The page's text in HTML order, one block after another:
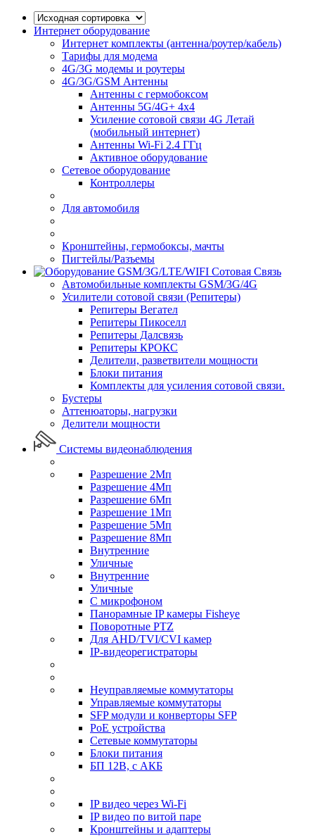
Интернет оборудование
Интернет комплекты (антенна/роутер/кабель)
Тарифы для модема
4G/3G модемы и роутеры
4G/3G/GSM Антенны
Антенны с гермобоксом
Антенны 5G/4G+ 4x4
Усиление сотовой связи 4G Летай
(мобильный интернет)
Антенны Wi-Fi 2.4 ГГц
Активное оборудование
Сетевое оборудование
Контроллеры
Для автомобиля
Кронштейны, гермобоксы, мачты
Пигтейлы/Разъемы
Сотовая Связь
Автомобильные комплекты GSM/3G/4G
Усилители сотовой связи (Репитеры)
Репитеры Вегател
Репитеры Пикоселл
Репитеры Далсвязь
Репитеры КРОКС
Делители, разветвители мощности
Блоки питания
Комплекты для усиления сотовой связи.
Бустеры
Аттенюаторы, нагрузки
Делители мощности
Системы видеонаблюдения
Разрешение 2Мп
Разрешение 4Мп
Разрешение 6Мп
Разрешение 1Мп
Разрешение 5Мп
Разрешение 8Мп
Внутренние
Уличные
Внутренние
Уличные
С микрофоном
Панорамные IP камеры Fisheye
Поворотные PTZ
Для AHD/TVI/CVI камер
IP-видеорегистраторы
Неуправляемые коммутаторы
Управляемые коммутаторы
SFP модули и конверторы SFP
PoE устройства
Сетевые коммутаторы
Блоки питания
БП 12В, с АКБ
IP видео через Wi-Fi
IP видео по витой паре
Кронштейны и адаптеры